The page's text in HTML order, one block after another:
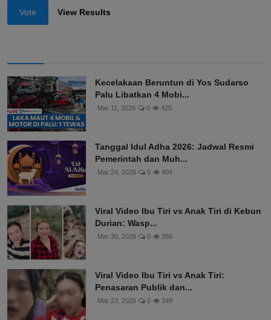
Vote View Results
Kecelakaan Beruntun di Yos Sudarso
Palu Libatkan 4 Mobi...
Mar 11, 2026 0 425
Tanggal Idul Adha 2026: Jadwal Resmi
Pemerintah dan Muh...
Mar 24, 2026 0 404
Viral Video Ibu Tiri vs Anak Tiri di Kebun
Durian: Wasp...
Mar 30, 2026 0 356
Viral Video Ibu Tiri vs Anak Tiri:
Penasaran Publik dan...
Mar 23, 2026 0 348